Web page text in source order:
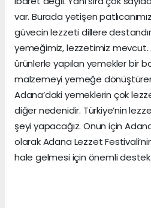
var. Burada yetişen
güvecin lezzeti dillere
yemeğimiz, lezzetimiz mevcut.
ürünlerle yapılan yemekler bir
malzemeyi yemeğe
Adana’daki yemeklerin çok
diğer nedenidir. Türkiye’nin
şeyi yapacağız. Onun için
olarak Adana Lezzet
hale gelmesi için önemli destek